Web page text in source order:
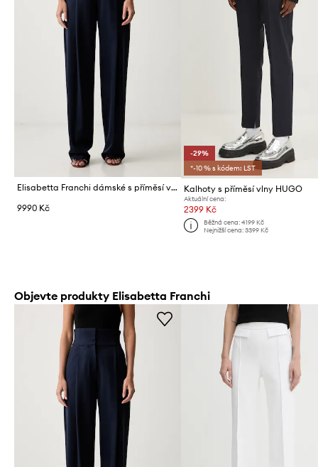
Elisabetta Franchi dámské s příměsí vlny
9990 Kč
-29%
*-10 % s kódem: LST
Kalhoty s příměsí vlny HUGO
Aktuální cena:
2399 Kč
Běžná cena: 4199 Kč
Nejnižší cena: 3399 Kč
Objevte produkty Elisabetta Franchi